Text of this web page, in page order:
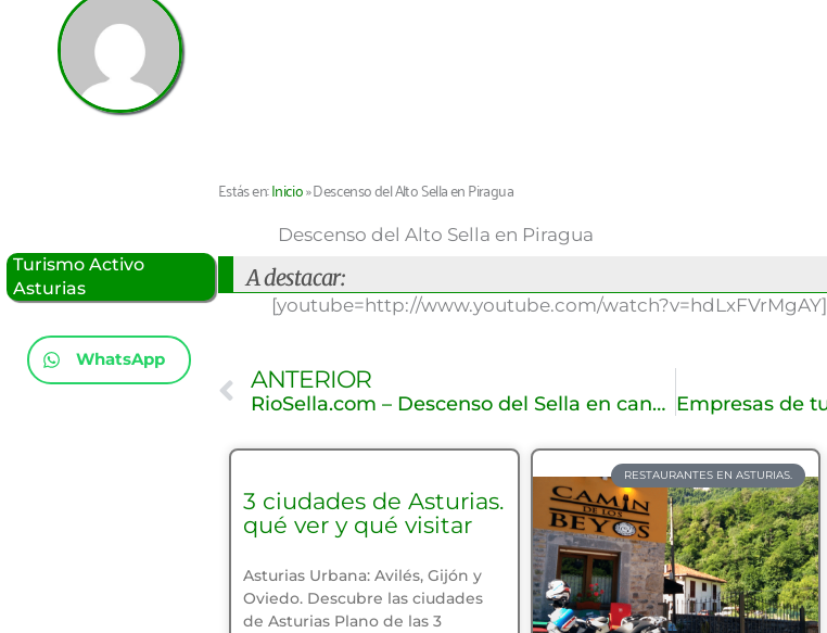
Turismo Activo
Asturias
WhatsApp
Estás en:Inicio»Descenso del Alto Sella en Piragua
Descenso del Alto Sella en Piragua
A destacar:
[youtube=http://www.youtube.com/watch?v=hdLxFVrMgAY]
Ant
ANTERIOR
RioSella.com – Descenso del Sella en canoa.
3 ciudades de Asturias.
qué ver y qué visitar
Asturias Urbana: Avilés, Gijón y
Oviedo. Descubre las ciudades
de Asturias Plano de las 3
RESTAURANTES EN ASTURIAS.